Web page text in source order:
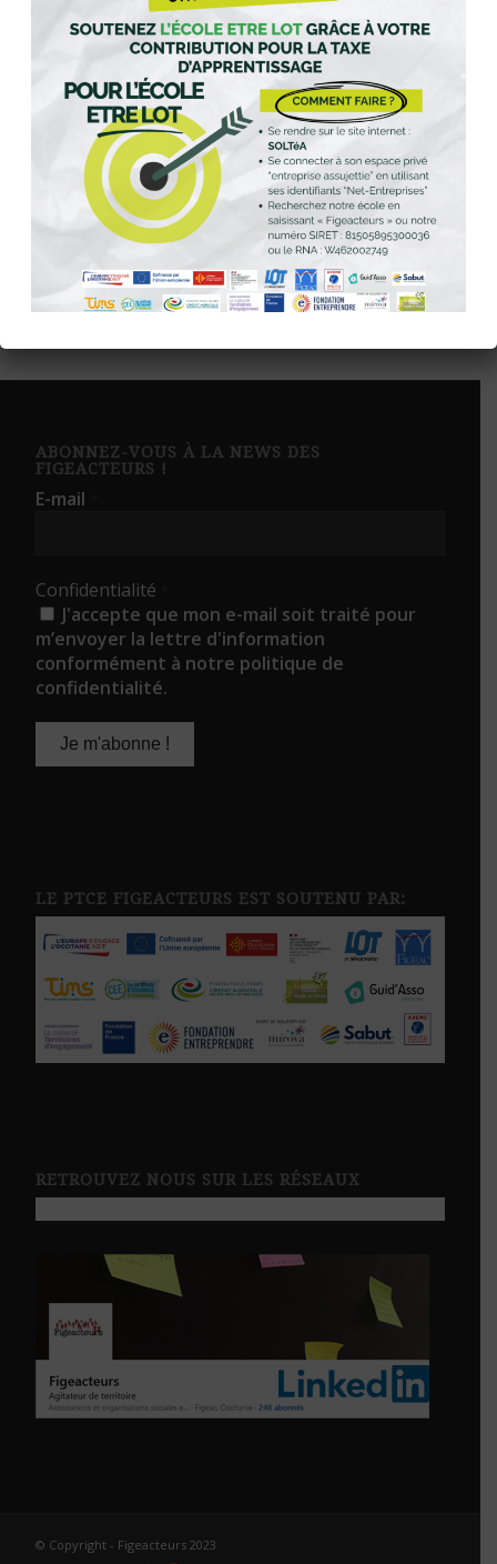
Ce site utilise Akismet pour réduire les indésirables.En
savoir plus sur la façon dont les données de vos
commentaires sont traitées
ABONNEZ-VOUS À LA NEWS DES
FIGEACTEURS !
E-mail
Confidentialité
J'accepte que mon e-mail soit traité pour
m’envoyer la lettre d'information
conformément à notre politique de
confidentialité.
LE PTCE FIGEACTEURS EST SOUTENU PAR:
RETROUVEZ NOUS SUR LES RÉSEAUX
© Copyright - Figeacteurs 2023